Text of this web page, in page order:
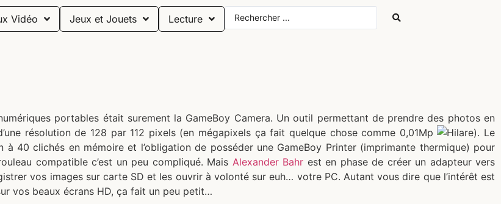
Vidéo Jeux et Jouets Lecture
portables était surement la GameBoy Camera. Un outil permettant de prendre des photos en
résolution de 128 par 112 pixels (en mégapixels ça fait quelque chose comme 0,01Mp
). Le
40 clichés en mémoire et l’obligation de posséder une GameBoy Printer (imprimante thermique) pour
compatible c’est un peu compliqué. Mais Alexander Bahr est en phase de créer un adapteur vers
vos images sur carte SD et les ouvrir à volonté sur euh… votre PC. Autant vous dire que l’intérêt est
vos beaux écrans HD, ça fait un peu petit…